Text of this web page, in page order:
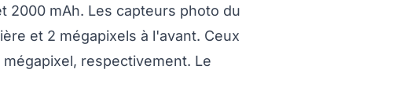
2000 mAh. Les capteurs photo du
et 2 mégapixels à l'avant. Ceux
respectivement. Le